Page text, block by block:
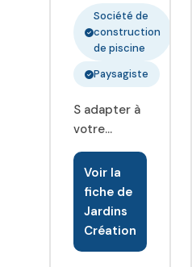
Société de
construction
de piscine
Paysagiste
S adapter à
votre
rythme de
vie, à votre
environnement
et viser une
satisfaction
client totale
Voir la
fiche de
Jardins
Création